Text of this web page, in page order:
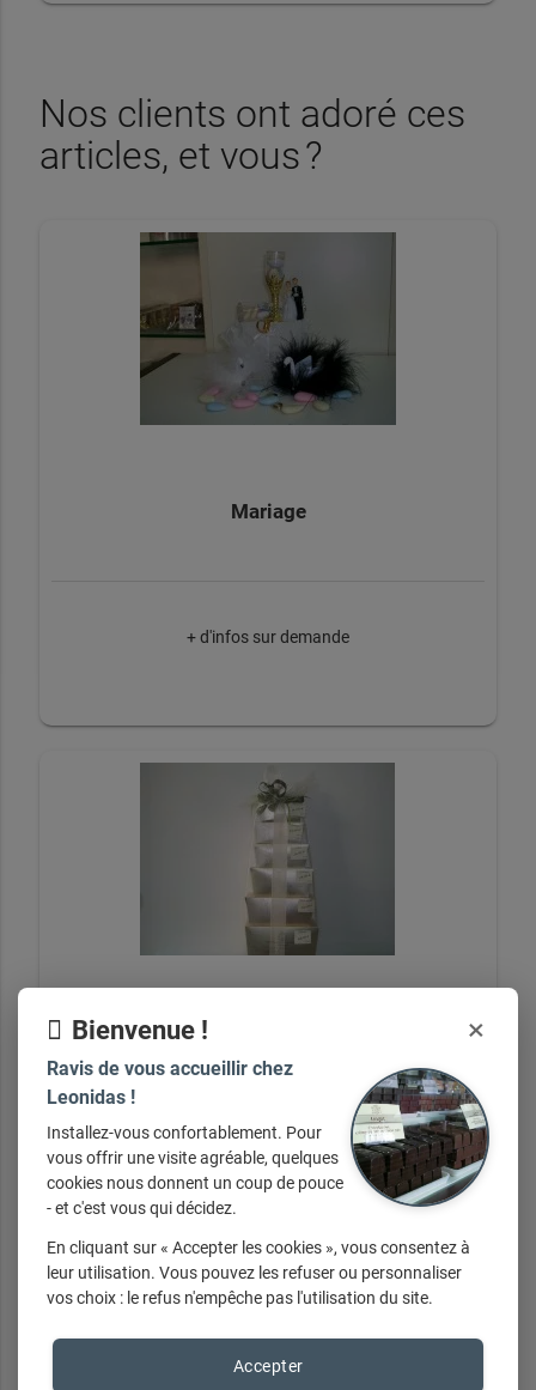
Nos clients ont adoré ces
articles, et vous ?
Mariage
+ d'infos sur demande
+ d'infos sur demande
Bienvenue ! ×
Ravis de vous accueillir chez
Leonidas !
Installez-vous confortablement. Pour
vous offrir une visite agréable, quelques
cookies nous donnent un coup de pouce
- et c'est vous qui décidez.
En cliquant sur « Accepter les cookies », vous consentez à
leur utilisation. Vous pouvez les refuser ou personnaliser
vos choix : le refus n'empêche pas l'utilisation du site.
Accepter